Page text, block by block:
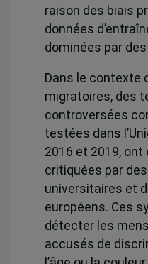
raison des biais
données
dominées par
Dans le contexte
migratoires, des
controversées
testées dans
2016 et 2019,
critiquées par des
universitaires et
européens. Ces
détecter les
accusés de